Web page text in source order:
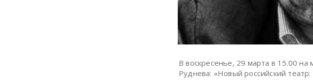
В воскресенье, 29 марта в 15.00
Руднева: «Новый российский